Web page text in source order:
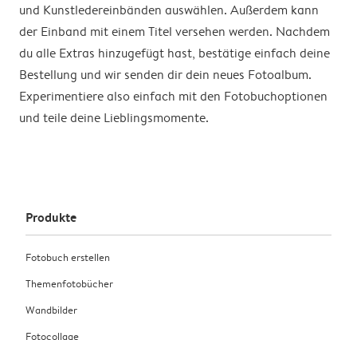
und Kunstledereinbänden auswählen. Außerdem kann
der Einband mit einem Titel versehen werden. Nachdem
du alle Extras hinzugefügt hast, bestätige einfach deine
Bestellung und wir senden dir dein neues Fotoalbum.
Experimentiere also einfach mit den Fotobuchoptionen
und teile deine Lieblingsmomente.
Produkte
Fotobuch erstellen
Themenfotobücher
Wandbilder
Fotocollage